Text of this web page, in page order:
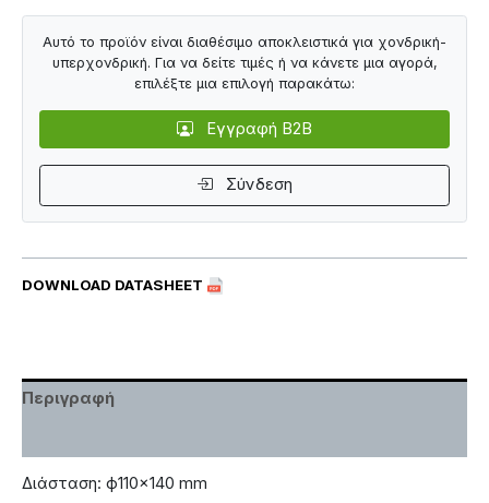
DOWNLOAD DATASHEET
Αυτό το προϊόν είναι διαθέσιμο αποκλειστικά για χονδρική-
υπερχονδρική. Για να δείτε τιμές ή να κάνετε μια αγορά,
επιλέξτε μια επιλογή παρακάτω:
Εγγραφή B2B
Σύνδεση
Περιγραφή
Διάσταση: ф110×140 mm